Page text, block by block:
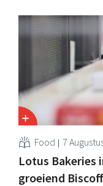
andere Guiness en
Food 7
Lotus Bakeries
groeiend